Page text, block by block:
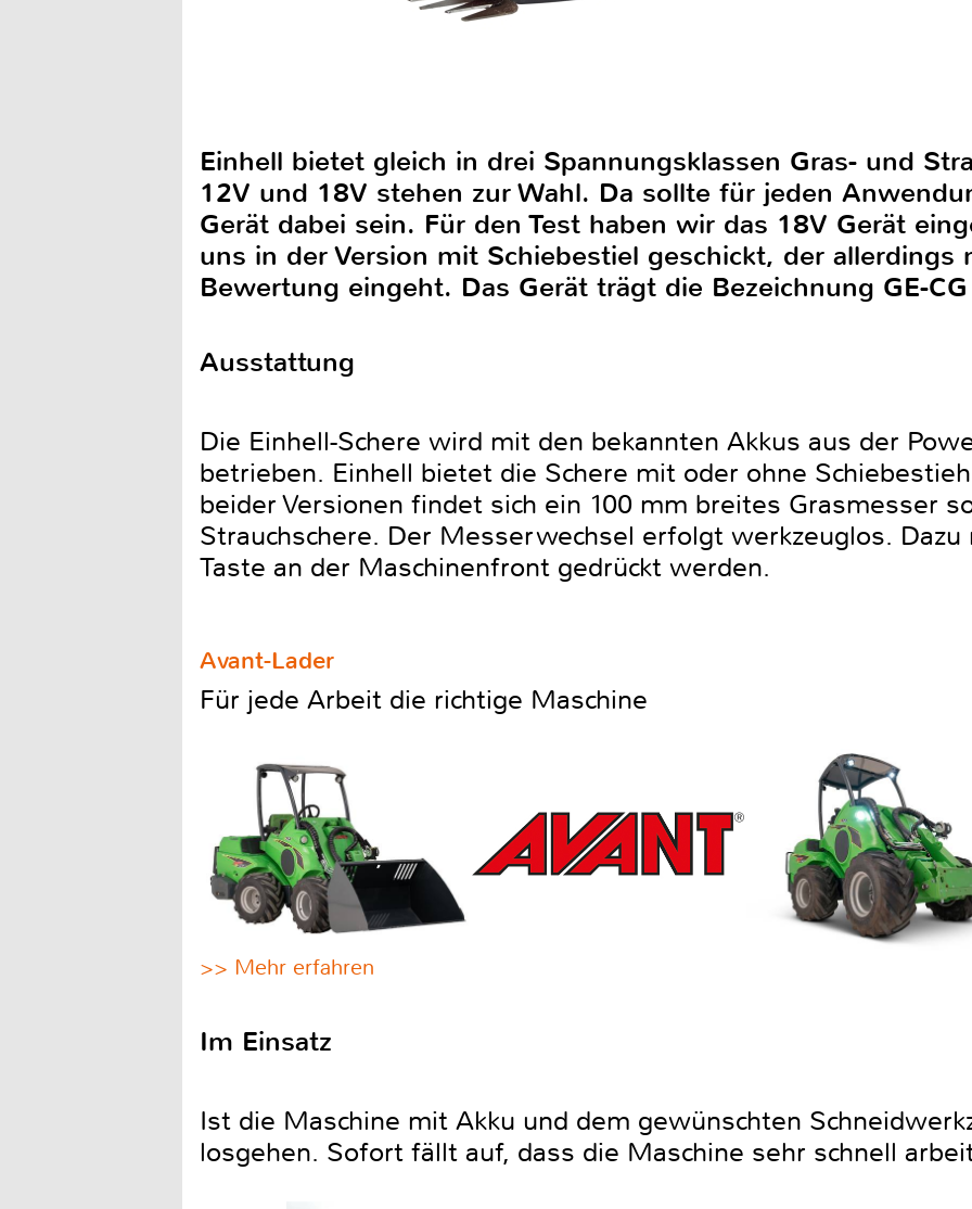
Einhell bietet gleich in drei Spannungsklassen Gras- und
12V und 18V stehen zur Wahl. Da sollte für jeden
Gerät dabei sein. Für den Test haben wir das 18V Gerät
uns in der Version mit Schiebestiel geschickt, der allerdings
Bewertung eingeht. Das Gerät trägt die Bezeichnung GE-
Ausstattung
Die Einhell-Schere wird mit den bekannten Akkus aus der
betrieben. Einhell bietet die Schere mit oder ohne
beider Versionen findet sich ein 100 mm breites Grasmesser
Strauchschere. Der Messerwechsel erfolgt werkzeuglos.
Taste an der Maschinenfront gedrückt werden.
Avant-Lader
Für jede Arbeit die richtige Maschine
>> Mehr erfahren
Im Einsatz
Ist die Maschine mit Akku und dem gewünschten
losgehen. Sofort fällt auf, dass die Maschine sehr schnell